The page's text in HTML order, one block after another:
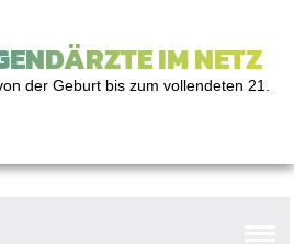
IM NETZ
der Geburt bis zum vollendeten 21.